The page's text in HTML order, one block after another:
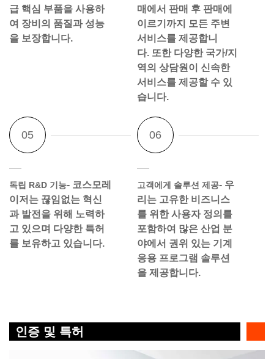
급 핵심 부품을 사용하
여 장비의 품질과 성능
을 보장합니다.
매에서 판매 후 판매에
이르기까지 모든 주변
서비스를 제공합니
다. 또한 다양한 국가/지
역의 상담원이 신속한
서비스를 제공할 수 있
습니다.
독립 R&D 기능- 코스모레
이저는 끊임없는 혁신
과 발전을 위해 노력하
고 있으며 다양한 특허
를 보유하고 있습니다.
고객에게 솔루션 제공- 우
리는 고유한 비즈니스
를 위한 사용자 정의를
포함하여 많은 산업 분
야에서 권위 있는 기계
응용 프로그램 솔루션
을 제공합니다.
인증 및 특허